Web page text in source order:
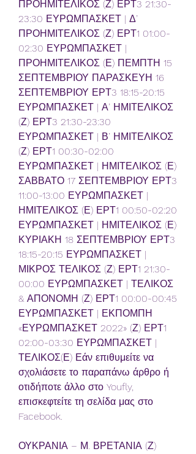
ΠΡΟΗΜΙΤΕΛΙΚΟΣ (Ζ) ΕΡΤ3 21:30-
23:30 ΕΥΡΩΜΠΑΣΚΕΤ | Δ’
ΠΡΟΗΜΙΤΕΛΙΚΟΣ (Ζ) ΕΡΤ1 01:00-
02:30 ΕΥΡΩΜΠΑΣΚΕΤ |
ΠΡΟΗΜΙΤΕΛΙΚΟΣ (Ε) ΠΕΜΠΤΗ 15
ΣΕΠΤΕΜΒΡΙΟΥ ΠΑΡΑΣΚΕΥΗ 16
ΣΕΠΤΕΜΒΡΙΟΥ ΕΡΤ3 18:15-20:15
ΕΥΡΩΜΠΑΣΚΕΤ | Α’ ΗΜΙΤΕΛΙΚΟΣ
(Ζ) ΕΡΤ3 21:30-23:30
ΕΥΡΩΜΠΑΣΚΕΤ | Β’ ΗΜΙΤΕΛΙΚΟΣ
(Ζ) ΕΡΤ1 00:30-02:00
ΕΥΡΩΜΠΑΣΚΕΤ | ΗΜΙΤΕΛΙΚΟΣ (Ε)
ΣΑΒΒΑΤΟ 17 ΣΕΠΤΕΜΒΡΙΟΥ ΕΡΤ3
11:00-13:00 ΕΥΡΩΜΠΑΣΚΕΤ |
ΗΜΙΤΕΛΙΚΟΣ (Ε) ΕΡΤ1 00:50-02:20
ΕΥΡΩΜΠΑΣΚΕΤ | ΗΜΙΤΕΛΙΚΟΣ (Ε)
ΚΥΡΙΑΚΗ 18 ΣΕΠΤΕΜΒΡΙΟΥ ΕΡΤ3
18:15-20:15 ΕΥΡΩΜΠΑΣΚΕΤ |
ΜΙΚΡΟΣ ΤΕΛΙΚΟΣ (Ζ) ΕΡΤ1 21:30-
00:00 ΕΥΡΩΜΠΑΣΚΕΤ | ΤΕΛΙΚΟΣ
& ΑΠΟΝΟΜΗ (Ζ) ΕΡΤ1 00:00-00:45
ΕΥΡΩΜΠΑΣΚΕΤ | ΕΚΠΟΜΠΗ
«ΕΥΡΩΜΠΑΣΚΕΤ 2022» (Ζ) ΕΡΤ1
02:00-03:30 ΕΥΡΩΜΠΑΣΚΕΤ |
ΤΕΛΙΚΟΣ(Ε) Εάν επιθυμείτε να
σχολιάσετε το παραπάνω άρθρο ή
οτιδήποτε άλλο στο Youfly,
επισκεφτείτε τη σελίδα μας στο
Facebook.
ΟΥΚΡΑΝΙΑ – Μ. ΒΡΕΤΑΝΙΑ (Ζ)